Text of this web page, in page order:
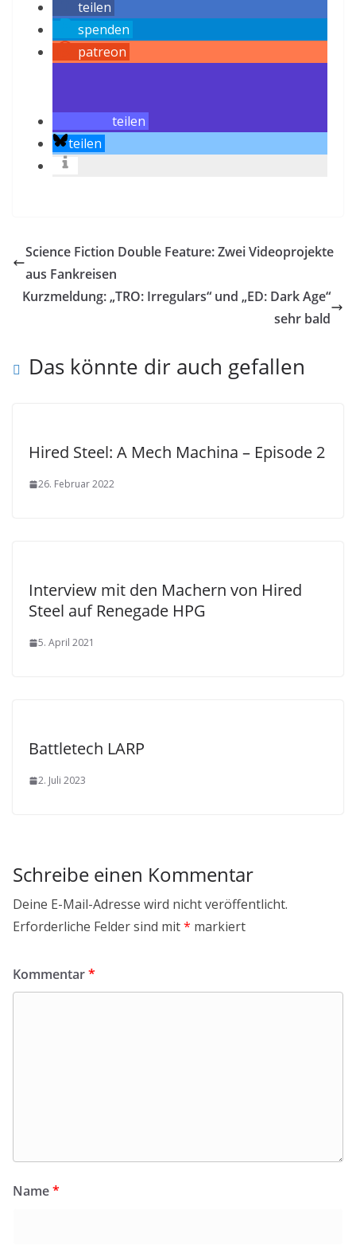
teilen
spenden
patreon
teilen
teilen
Science Fiction Double Feature: Zwei Videoprojekte
aus Fankreisen
Kurzmeldung: „TRO: Irregulars“ und „ED: Dark Age“
sehr bald
Das könnte dir auch gefallen
Hired Steel: A Mech Machina – Episode 2
26. Februar 2022
Interview mit den Machern von Hired
Steel auf Renegade HPG
5. April 2021
Battletech LARP
2. Juli 2023
Schreibe einen Kommentar
Deine E-Mail-Adresse wird nicht veröffentlicht.
Erforderliche Felder sind mit* markiert
Kommentar*
Name*